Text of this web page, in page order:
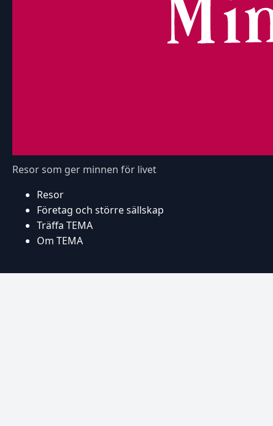
Resor som ger minnen för livet
Resor
Företag och större sällskap
Träffa TEMA
Om TEMA